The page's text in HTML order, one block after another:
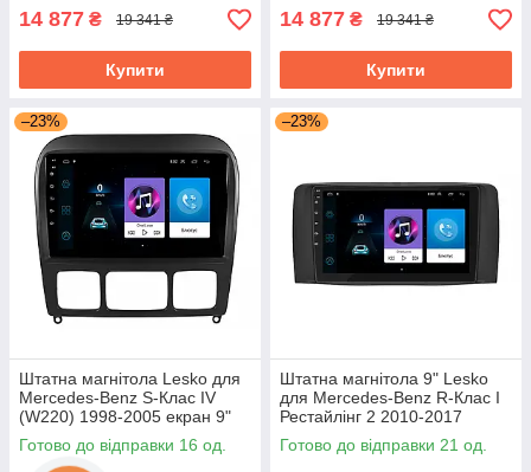
14 877 ₴ 19 341 ₴
Купити
14 877 ₴ 19 341 ₴
Купити
–23%
Штатна магнітола Lesko для
Mercedes-Benz S-Клас IV
(W220) 1998-2005 екран 9"
1/16Gb/ Wi-Fi Optima Android
Готово до відправки 16 од.
–23%
Штатна магнітола 9" Lesko
для Mercedes-Benz R-Клас I
Рестайлінг 2 2010-2017
1/16Gb Wi-Fi GPS Base
Готово до відправки 21 од.